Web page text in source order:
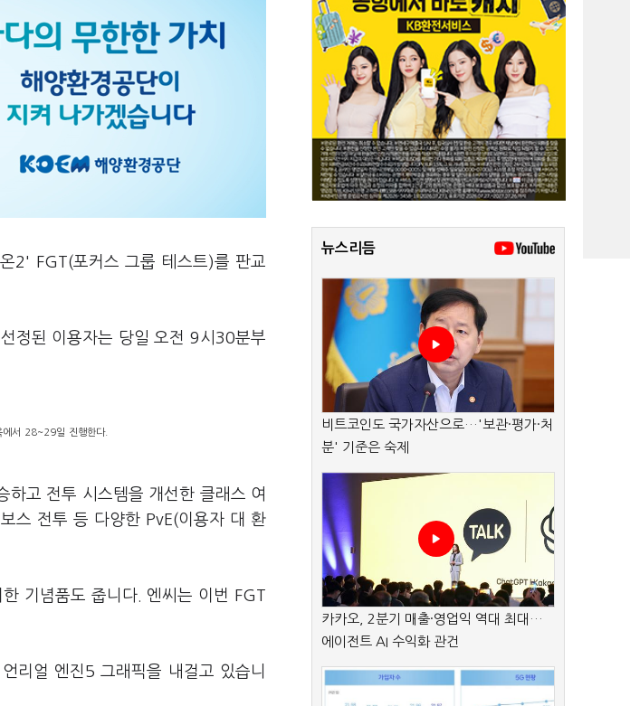
2' FGT(포커스 그룹 테스트)를 판교
정된 이용자는 당일 오전 9시30분부
서 28~29일 진행한다.
고 전투 시스템을 개선한 클래스 여
스 전투 등 다양한 PvE(이용자 대 환
기념품도 줍니다. 엔씨는 이번 FGT
리얼 엔진5 그래픽을 내걸고 있습니
뉴스리듬
비트코인도 국가자산으로…'보관·평가·처
분' 기준은 숙제
카카오, 2분기 매출·영업익 역대 최대…
에이전트 AI 수익화 관건